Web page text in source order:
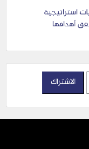
استراتيجية
أهدافها